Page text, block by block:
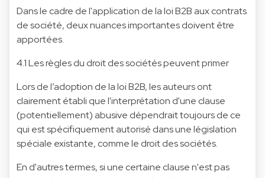
Dans le cadre de l'application de la loi B2B aux contrats
de société, deux nuances importantes doivent être
apportées.
4.1 Les règles du droit des sociétés peuvent primer
Lors de l’adoption de la loi B2B, les auteurs ont
clairement établi que l'interprétation d'une clause
(potentiellement) abusive dépendrait toujours de ce
qui est spécifiquement autorisé dans une législation
spéciale existante, comme le droit des sociétés.
En d'autres termes, si une certaine clause n'est pas